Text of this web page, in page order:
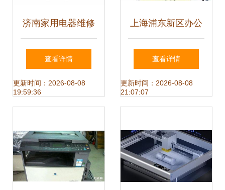
济南家用电器维修
指南 专业服务让居
家生活更便捷
查看详情
更新时间：2026-08-08
19:59:36
上海浦东新区办公
设备与通讯设备专
卖指南
查看详情
更新时间：2026-08-08
21:07:07